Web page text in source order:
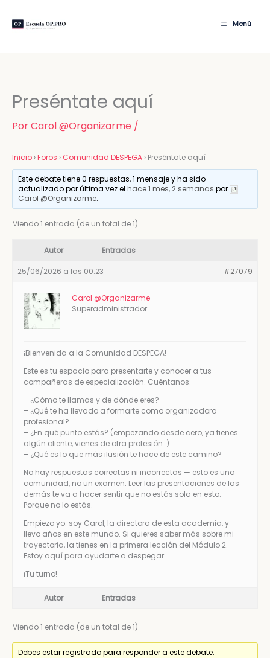
Menú
Preséntate aquí
PorCarol @Organizarme /
Inicio ›Foros › Comunidad DESPEGA › Preséntate aquí
Este debate tiene 0 respuestas, 1 mensaje y ha sido
actualizado por última vez elhace 1 mes, 2 semanas por
Carol @Organizarme.
Viendo 1 entrada (de un total de 1)
Autor Entradas
25/06/2026 a las 00:23 #27079
Carol @Organizarme
Superadministrador
¡Bienvenida a la Comunidad DESPEGA!
Este es tu espacio para presentarte y conocer a tus
compañeras de especialización. Cuéntanos:
– ¿Cómo te llamas y de dónde eres?
– ¿Qué te ha llevado a formarte como organizadora
profesional?
– ¿En qué punto estás? (empezando desde cero, ya tienes
algún cliente, vienes de otra profesión…)
– ¿Qué es lo que más ilusión te hace de este camino?
No hay respuestas correctas ni incorrectas — esto es una
comunidad, no un examen. Leer las presentaciones de las
demás te va a hacer sentir que no estás sola en esto.
Porque no lo estás.
Empiezo yo: soy Carol, la directora de esta academia, y
llevo años en este mundo. Si quieres saber más sobre mi
trayectoria, la tienes en la primera lección del Módulo 2.
Estoy aquí para ayudarte a despegar.
¡Tu turno!
Autor Entradas
Viendo 1 entrada (de un total de 1)
Debes estar registrado para responder a este debate.